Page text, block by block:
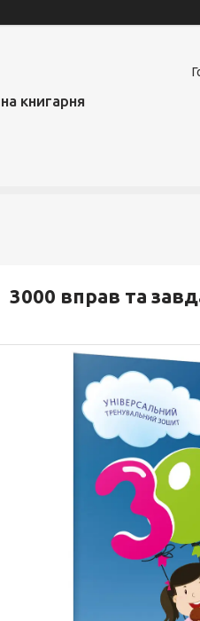
книгарня
3000 вправ та